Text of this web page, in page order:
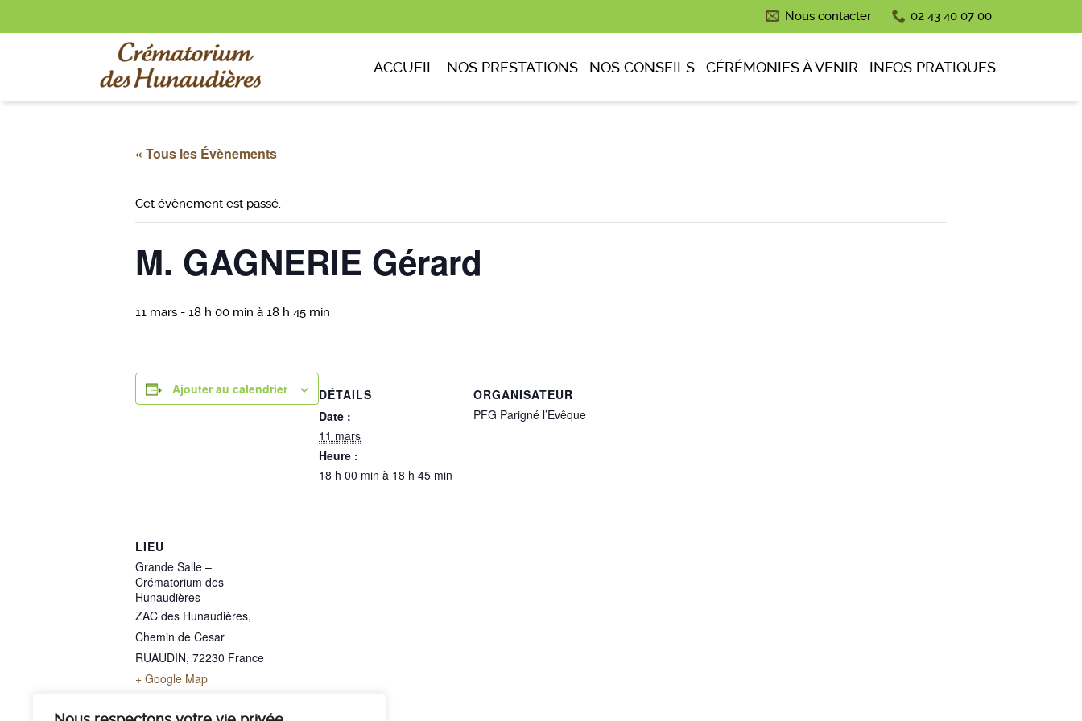
Nous contacter 02 43 40 07 00
ACCUEIL NOS PRESTATIONS NOS CONSEILS CÉRÉMONIES À VENIR INFOS PRATIQUES
« Tous les Évènements
Cet évènement est passé.
M. GAGNERIE Gérard
11 mars - 18 h 00 min à 18 h 45 min
Ajouter au calendrier
DÉTAILS
Date :
11 mars
Heure :
18 h 00 min à 18 h 45 min
ORGANISATEUR
PFG Parigné l’Evêque
LIEU
Grande Salle –
Crématorium des
Hunaudières
ZAC des Hunaudières,
Chemin de Cesar
RUAUDIN, 72230 France
+ Google Map
02 43 40 07 00